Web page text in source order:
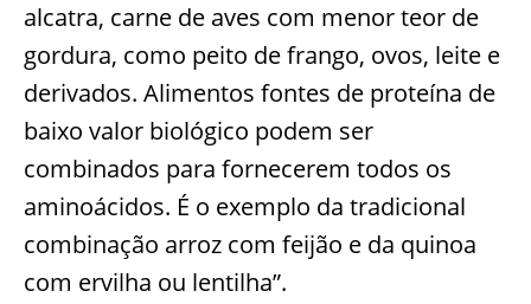
alcatra, carne de aves com menor teor de
gordura, como peito de frango, ovos, leite e
derivados. Alimentos fontes de proteína de
baixo valor biológico podem ser
combinados para fornecerem todos os
aminoácidos. É o exemplo da tradicional
combinação arroz com feijão e da quinoa
com ervilha ou lentilha”.